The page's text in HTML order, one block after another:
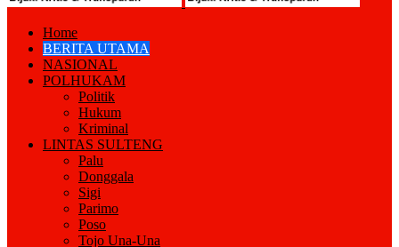
Home
BERITA UTAMA
NASIONAL
POLHUKAM
Politik
Hukum
Kriminal
LINTAS SULTENG
Palu
Donggala
Sigi
Parimo
Poso
Tojo Una-Una